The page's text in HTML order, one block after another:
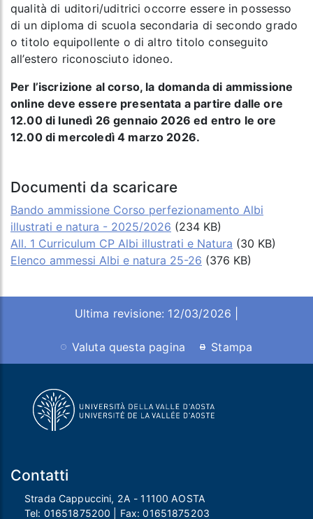
qualità di uditori/uditrici occorre essere in possesso
di un diploma di scuola secondaria di secondo grado
o titolo equipollente o di altro titolo conseguito
all’estero riconosciuto idoneo.
Per l’iscrizione al corso, la domanda di ammissione
online deve essere presentata a partire dalle ore
12.00 di lunedì 26 gennaio 2026 ed entro le ore
12.00 di mercoledì 4 marzo 2026.
Documenti da scaricare
Bando ammissione Corso perfezionamento Albi
illustrati e natura - 2025/2026 (234 KB)
All. 1 Curriculum CP Albi illustrati e Natura (30 KB)
Elenco ammessi Albi e natura 25-26 (376 KB)
Ultima revisione: 12/03/2026 |
Valuta questa pagina Stampa
Contatti
Strada Cappuccini, 2A - 11100 AOSTA
Tel: 01651875200 | Fax:01651875203